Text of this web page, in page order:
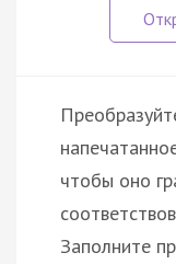
чтобы оно
Заполните